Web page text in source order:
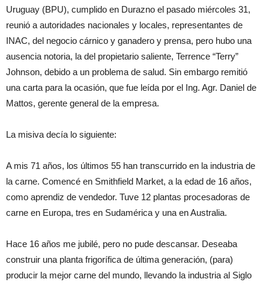
Uruguay (BPU), cumplido en Durazno el pasado miércoles 31,
reunió a autoridades nacionales y locales, representantes de
INAC, del negocio cárnico y ganadero y prensa, pero hubo una
ausencia notoria, la del propietario saliente, Terrence “Terry”
Johnson, debido a un problema de salud. Sin embargo remitió
una carta para la ocasión, que fue leída por el Ing. Agr. Daniel de
Mattos, gerente general de la empresa.
La misiva decía lo siguiente:
A mis 71 años, los últimos 55 han transcurrido en la industria de
la carne. Comencé en Smithfield Market, a la edad de 16 años,
como aprendiz de vendedor. Tuve 12 plantas procesadoras de
carne en Europa, tres en Sudamérica y una en Australia.
Hace 16 años me jubilé, pero no pude descansar. Deseaba
construir una planta frigorífica de última generación, (para)
producir la mejor carne del mundo, llevando la industria al Siglo